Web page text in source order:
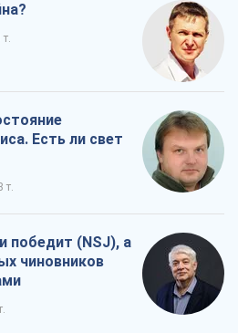
т.
Есть ли свет
т.
победит (NSJ), а
чиновников